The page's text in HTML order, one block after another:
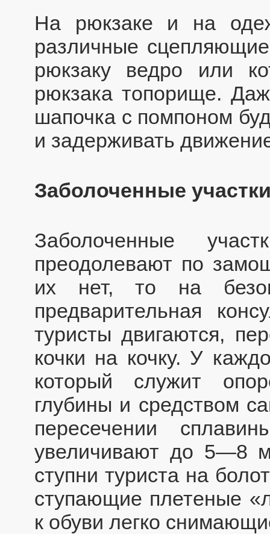
На рюкзаке и на
различные
рюкзаку ведро или
рюкзака топорище.
шапочка с помпоном
и задерживать
Заболоченные
Заболоченные
преодолевают по
их нет, то на
предварительная
туристы двигаются,
кочки на кочку. У
который служит
глубины и средством
пересечении
увеличивают до 5—8
ступни туриста на
ступающие плетеные
к обуви легко